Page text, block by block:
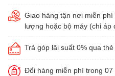
Giao hàng tận nơi miễn
lượng hoặc bộ máy (chỉ áp
Trả góp lãi suất 0% qua
Đổi hàng miễn phí trong